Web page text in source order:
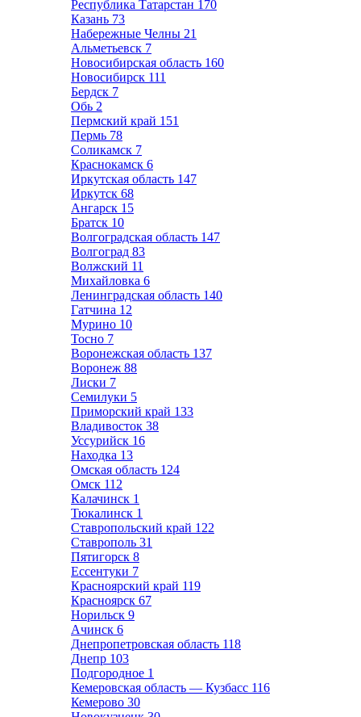
Республика Татарстан 170
Казань 73
Набережные Челны 21
Альметьевск 7
Новосибирская область 160
Новосибирск 111
Бердск 7
Обь 2
Пермский край 151
Пермь 78
Соликамск 7
Краснокамск 6
Иркутская область 147
Иркутск 68
Ангарск 15
Братск 10
Волгоградская область 147
Волгоград 83
Волжский 11
Михайловка 6
Ленинградская область 140
Гатчина 12
Мурино 10
Тосно 7
Воронежская область 137
Воронеж 88
Лиски 7
Семилуки 5
Приморский край 133
Владивосток 38
Уссурийск 16
Находка 13
Омская область 124
Омск 112
Калачинск 1
Тюкалинск 1
Ставропольский край 122
Ставрополь 31
Пятигорск 8
Ессентуки 7
Красноярский край 119
Красноярск 67
Норильск 9
Ачинск 6
Днепропетровская область 118
Днепр 103
Подгородное 1
Кемеровская область — Кузбасс 116
Кемерово 30